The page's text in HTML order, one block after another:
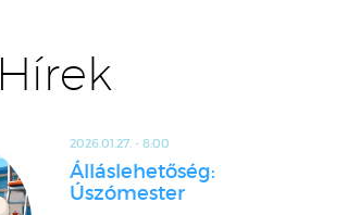
Hírek
2026.01.27. - 8:00
Álláslehetőség:
Úszómester